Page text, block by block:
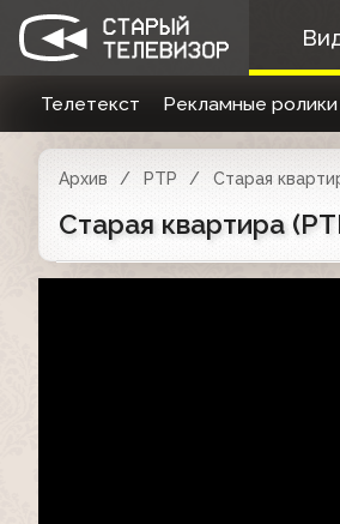
Телетекст Рекламные ролики
Архив РТР Старая
Старая квартира